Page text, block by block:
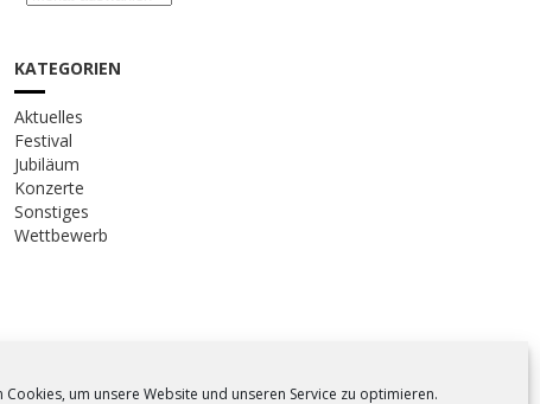
Cookies, um unsere Website und unseren Service zu optimieren.
KATEGORIEN
Aktuelles
Festival
Jubiläum
Konzerte
Sonstiges
Wettbewerb